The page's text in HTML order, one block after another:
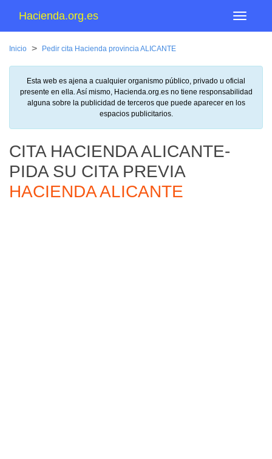
Menu
Hacienda.org.es
Inicio > Pedir cita Hacienda provincia ALICANTE
Esta web es ajena a cualquier organismo público, privado u oficial
presente en ella. Así mismo, Hacienda.org.es no tiene responsabilidad
alguna sobre la publicidad de terceros que puede aparecer en los
espacios publicitarios.
CITA HACIENDA ALICANTE-
PIDA SU CITA PREVIA
HACIENDA ALICANTE